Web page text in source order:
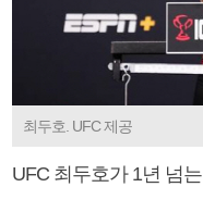
최두호. UFC 제공
UFC 최두호가 1년 넘